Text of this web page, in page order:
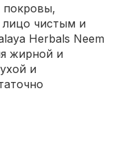
покровы,
лицо чистым и
Herbals Neem
жирной и
и